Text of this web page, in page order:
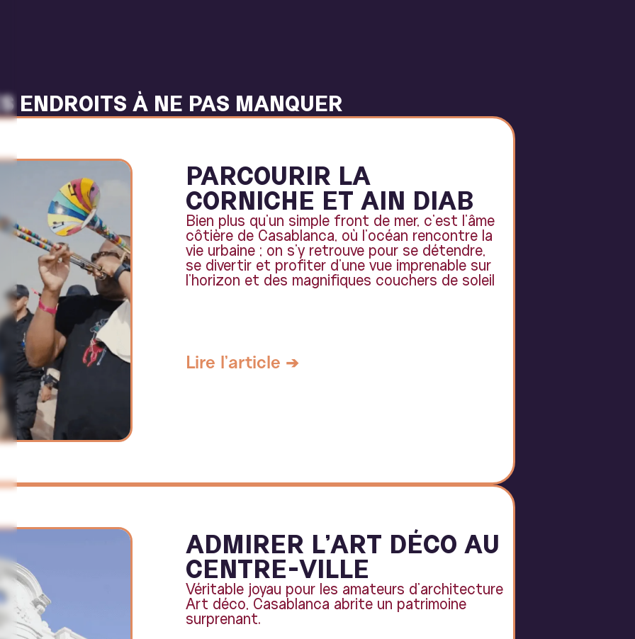
ENDROITS À NE PAS MANQUER
PARCOURIR LA
CORNICHE ET AIN DIAB
Bien plus qu’un simple front de mer, c’est l’âme
côtière de Casablanca, où l'océan rencontre la
vie urbaine ; on s’y retrouve pour se détendre,
se divertir et profiter d’une vue imprenable sur
l’horizon et des magnifiques couchers de soleil
Lire l'article ➔
ADMIRER L’ART DÉCO AU
CENTRE-VILLE
Véritable joyau pour les amateurs d'architecture
Art déco, Casablanca abrite un patrimoine
surprenant.